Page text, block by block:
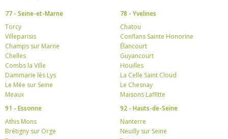
77 - Seine-et-Marne
Torcy
Villeparisis
Champs sur Marne
Chelles
Combs la Ville
Dammarie lès Lys
Le Mée sur Seine
Meaux
78 - Yvelines
Chatou
Conflans Sainte Honorine
Élancourt
Guyancourt
Houilles
La Celle Saint Cloud
Le Chesnay
Maisons Laffitte
91 - Essonne
Athis Mons
Brétigny sur Orge
92 - Hauts-de-Seine
Nanterre
Neuilly sur Seine